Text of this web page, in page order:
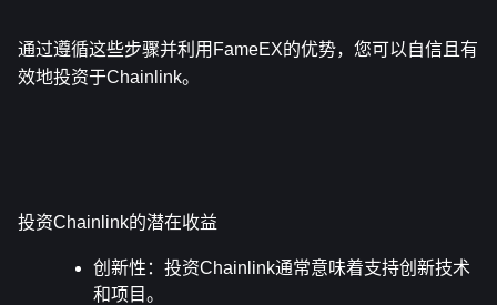
通过遵循这些步骤并利用FameEX的优势，您可以自信且有
效地投资于Chainlink。
投资Chainlink的潜在收益
创新性 ：投资Chainlink通常意味着支持创新技术
和项目。